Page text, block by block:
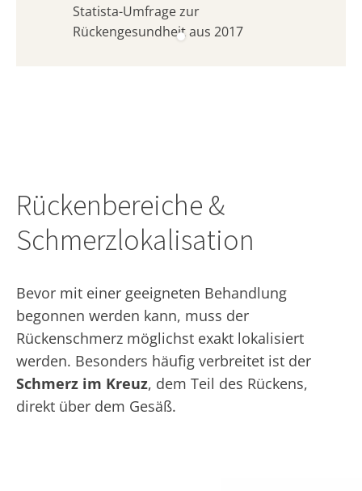
Statista-Umfrage zur
Rückengesundheit aus 2017
Rückenbereiche &
Schmerzlokalisation
Bevor mit einer geeigneten Behandlung
begonnen werden kann, muss der
Rückenschmerz möglichst exakt lokalisiert
werden. Besonders häufig verbreitet ist der
Schmerz im Kreuz, dem Teil des Rückens,
direkt über dem Gesäß.